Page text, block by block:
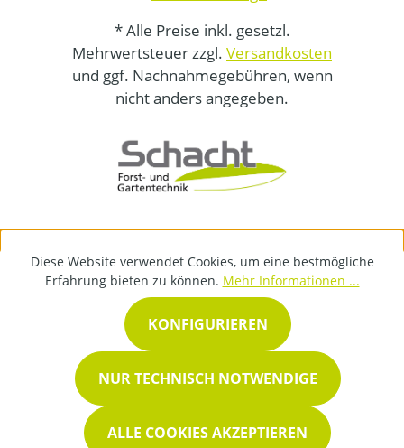
* Alle Preise inkl. gesetzl.
Mehrwertsteuer zzgl. Versandkosten
und ggf. Nachnahmegebühren, wenn
nicht anders angegeben.
Diese Website verwendet Cookies, um eine bestmögliche
Erfahrung bieten zu können. Mehr Informationen ...
NUR TECHNISCH NOTWENDIGE
KONFIGURIEREN
ALLE COOKIES AKZEPTIEREN